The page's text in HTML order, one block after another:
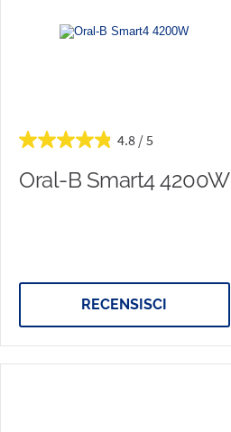
4.8
Oral-B Smart4 4200W
RECENSISCI